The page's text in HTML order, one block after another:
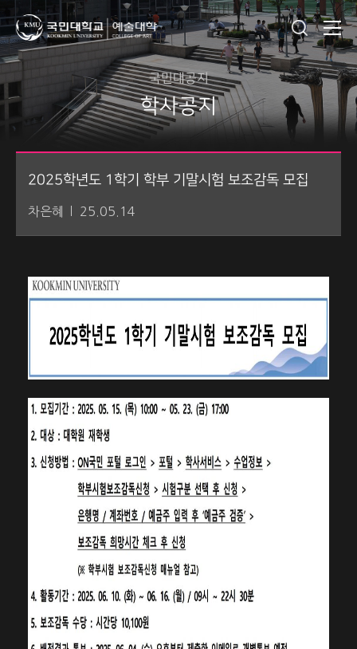
국민대공지
학사공지
2025학년도 1학기 학부 기말시험 보조감독 모집
차은혜 25.05.14